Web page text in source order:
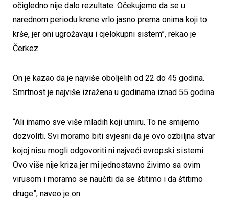
očigledno nije dalo rezultate. Očekujemo da se u
narednom periodu krene vrlo jasno prema onima koji to
krše, jer oni ugrožavaju i cjelokupni sistem”, rekao je
Čerkez.
On je kazao da je najviše oboljelih od 22 do 45 godina.
Smrtnost je najviše izražena u godinama iznad 55 godina.
“Ali imamo sve više mladih koji umiru. To ne smijemo
dozvoliti. Svi moramo biti svjesni da je ovo ozbiljna stvar
kojoj nisu mogli odgovoriti ni najveći evropski sistemi.
Ovo više nije kriza jer mi jednostavno živimo sa ovim
virusom i moramo se naučiti da se štitimo i da štitimo
druge”, naveo je on.